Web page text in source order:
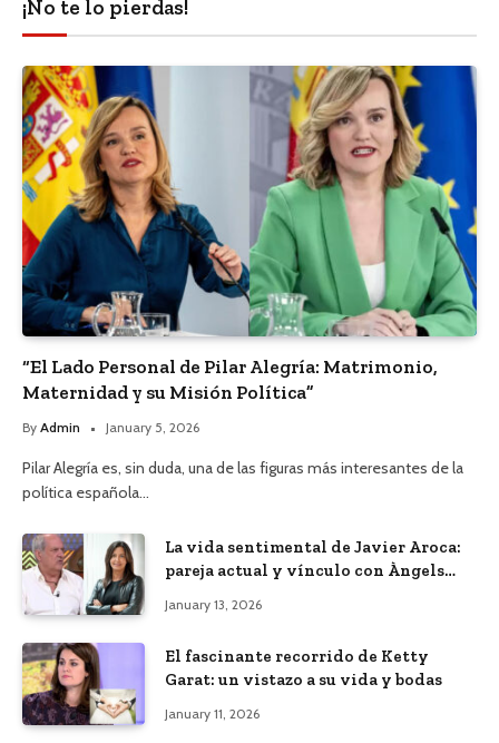
¡No te lo pierdas!
“El Lado Personal de Pilar Alegría: Matrimonio,
Maternidad y su Misión Política”
By Admin January 5, 2026
Pilar Alegría es, sin duda, una de las figuras más interesantes de la
política española…
La vida sentimental de Javier Aroca:
pareja actual y vínculo con Àngels
January 13, 2026
El fascinante recorrido de Ketty
Garat: un vistazo a su vida y bodas
January 11, 2026